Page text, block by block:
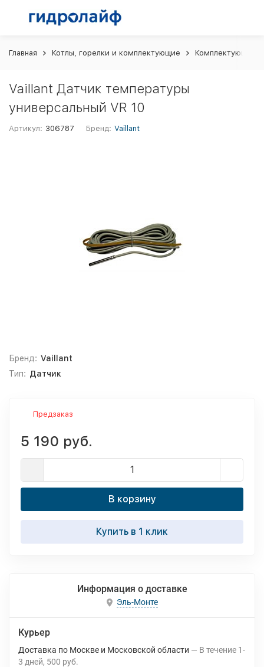
Главная Котлы, горелки и комплектующие Комплектующие и
Vaillant Датчик температуры
универсальный VR 10
Артикул: 306787 Бренд: Vaillant
Бренд: Vaillant
Тип: Датчик
Предзаказ
5 190 руб.
В корзину
Купить в 1 клик
Информация о доставке
Эль-Монте
Курьер
Доставка по Москве и Московской области В течение 1-
3 дней 500 руб.